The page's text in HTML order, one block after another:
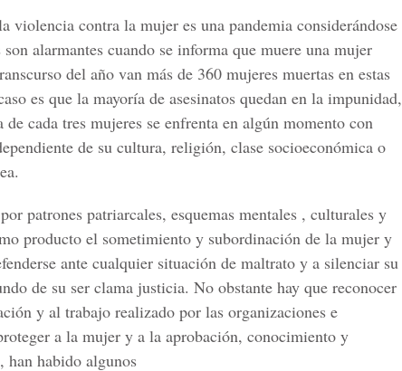
violencia contra la mujer es una pandemia considerándose
alarmantes cuando se informa que muere una mujer
del año van más de 360 mujeres muertas en estas
es que la mayoría de asesinatos quedan en la impunidad,
de cada tres mujeres se enfrenta en algún momento con
de su cultura, religión, clase socioeconómica o
patrones patriarcales, esquemas mentales , culturales y
producto el sometimiento y subordinación de la mujer y
ante cualquier situación de maltrato y a silenciar su
de su ser clama justicia. No obstante hay que reconocer
y al trabajo realizado por las organizaciones e
a la mujer y a la aprobación, conocimiento y
han habido algunos